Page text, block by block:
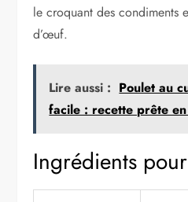
le croquant des condiments
d’œuf.
Lire aussi : Poulet au
facile : recette prête
Ingrédients